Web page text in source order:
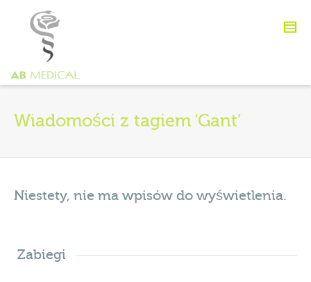
Wiadomości z tagiem ‘Gant’
Niestety, nie ma wpisów do wyświetlenia.
Zabiegi